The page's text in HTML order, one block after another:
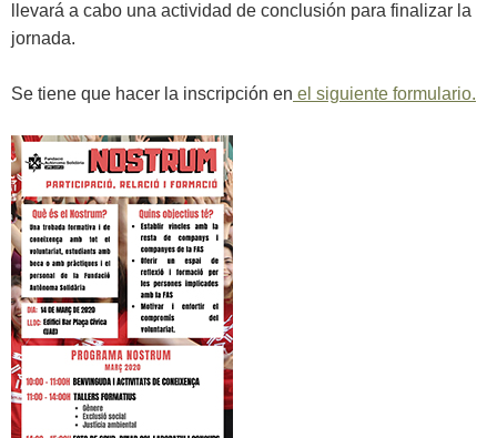
llevará a cabo una actividad de conclusión para finalizar la
jornada.
Se tiene que hacer la inscripción en el siguiente formulario.